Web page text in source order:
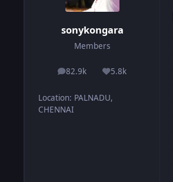
sonykongara
Members
82.9k
posts 5.8k
Reputation
Location: PALNADU,
CHENNAI